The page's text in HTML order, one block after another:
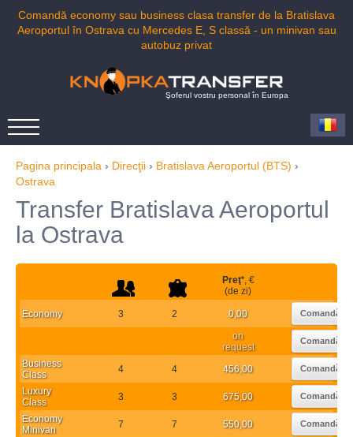
Comandă economy sau business clasa transfer de la Bratislava
Aeroportul în Ostrava cu Mercedes E, S classă - un minivan sau
autobuz privat
Şoferul vostru personal în Europa
Pagina principala › Direcţii › Bratislava Aeroportul (BTS) ›
Ostrava
Transfer Bratislava Aeroportul
la Ostrava
Preţ*, €
(de zi)
Economy 3 2 0,00 Comandă
on
request
Comandă
Business
Class
4 4 456,00 Comandă
Luxury
Class
3 3 675,00 Comandă
Economy
Minivan
7 7 550,00 Comandă